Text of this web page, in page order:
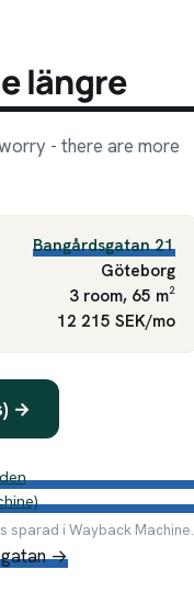
längre
- there are more
Bangårdsgatan 21
Göteborg
3 room, 65 m²
12 215 SEK/mo
→
sparad i Wayback Machine.
→